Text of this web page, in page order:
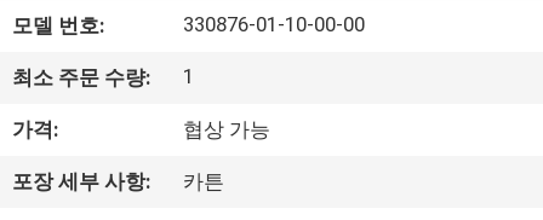
에
관
한
것
모델 번호: 330876-01-10-00-00
최소 주문 수량: 1
가격: 협상 가능
포장 세부 사항: 카튼